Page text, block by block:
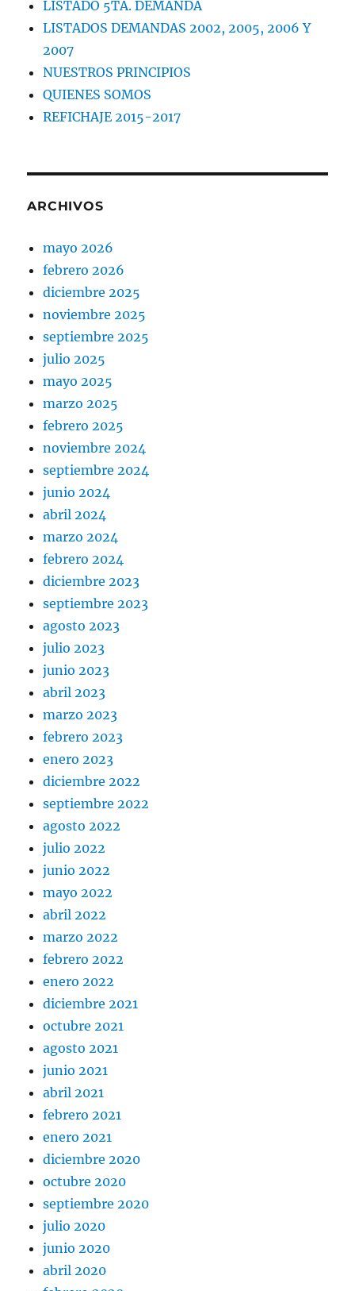
LISTADO 5TA. DEMANDA
LISTADOS DEMANDAS 2002, 2005, 2006 Y
2007
NUESTROS PRINCIPIOS
QUIENES SOMOS
REFICHAJE 2015-2017
ARCHIVOS
mayo 2026
febrero 2026
diciembre 2025
noviembre 2025
septiembre 2025
julio 2025
mayo 2025
marzo 2025
febrero 2025
noviembre 2024
septiembre 2024
junio 2024
abril 2024
marzo 2024
febrero 2024
diciembre 2023
septiembre 2023
agosto 2023
julio 2023
junio 2023
abril 2023
marzo 2023
febrero 2023
enero 2023
diciembre 2022
septiembre 2022
agosto 2022
julio 2022
junio 2022
mayo 2022
abril 2022
marzo 2022
febrero 2022
enero 2022
diciembre 2021
octubre 2021
agosto 2021
junio 2021
abril 2021
febrero 2021
enero 2021
diciembre 2020
octubre 2020
septiembre 2020
julio 2020
junio 2020
abril 2020